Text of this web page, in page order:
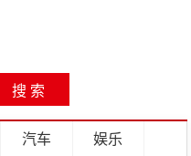
汽车 娱乐